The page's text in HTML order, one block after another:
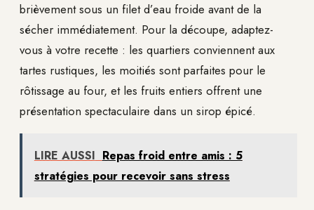
brièvement sous un filet d’eau froide avant de la
sécher immédiatement. Pour la découpe, adaptez-
vous à votre recette : les quartiers conviennent aux
tartes rustiques, les moitiés sont parfaites pour le
rôtissage au four, et les fruits entiers offrent une
présentation spectaculaire dans un sirop épicé.
LIRE AUSSI Repas froid entre amis : 5
stratégies pour recevoir sans stress